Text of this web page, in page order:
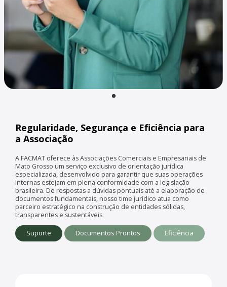
Regularidade, Segurança e Eficiência para
a Associação
A FACMAT oferece às Associações Comerciais e Empresariais de
Mato Grosso um serviço exclusivo de orientação jurídica
especializada, desenvolvido para garantir que suas operações
internas estejam em plena conformidade com a legislação
brasileira. De respostas a dúvidas pontuais até a elaboração de
documentos fundamentais, nosso time jurídico atua como
parceiro estratégico na construção de entidades sólidas,
transparentes e sustentáveis.
Suporte Documentos Prontos Eficiência